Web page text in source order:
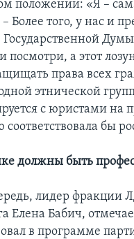
положении: «Я –
Более того, у нас и
Государственной
посмотри, а этот
права всех
этнической
с юристами на
соответствовала бы
должны быть
лидер фракции
Елена Бабич,
в программе